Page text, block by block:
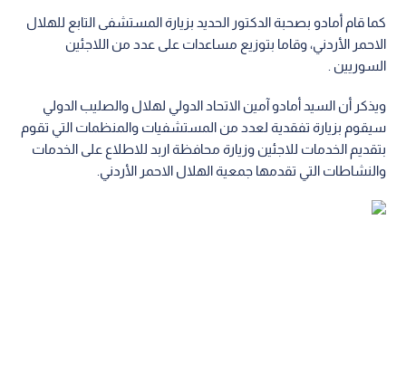
كما قام أمادو بصحبة الدكتور الحديد بزيارة المستشفى التابع للهلال
الاحمر الأردني، وقاما بتوزيع مساعدات على عدد من اللاجئين
السوريين .
ويذكر أن السيد أمادو آمين الاتحاد الدولي لهلال والصليب الدولي
سيقوم بزيارة تفقدية لعدد من المستشفيات والمنظمات التي تقوم
بتقديم الخدمات للاجئين وزيارة محافظة اربد للاطلاع على الخدمات
والنشاطات التي تقدمها جمعية الهلال الاحمر الأردني.